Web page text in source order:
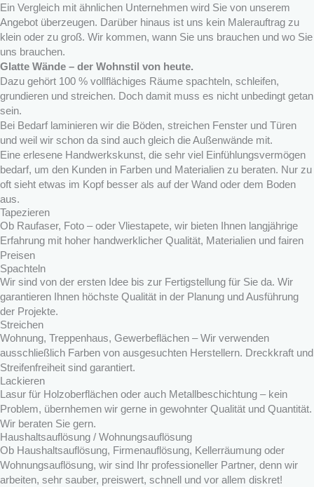
Ein Vergleich mit ähnlichen Unternehmen wird Sie von unserem
Angebot überzeugen. Darüber hinaus ist uns kein Malerauftrag zu
klein oder zu groß. Wir kommen, wann Sie uns brauchen und wo Sie
uns brauchen.
Glatte Wände – der Wohnstil von heute.
Dazu gehört 100 % vollflächiges Räume spachteln, schleifen,
grundieren und streichen. Doch damit muss es nicht unbedingt getan
sein.
Bei Bedarf laminieren wir die Böden, streichen Fenster und Türen
und weil wir schon da sind auch gleich die Außenwände mit.
Eine erlesene Handwerkskunst, die sehr viel Einfühlungsvermögen
bedarf, um den Kunden in Farben und Materialien zu beraten. Nur zu
oft sieht etwas im Kopf besser als auf der Wand oder dem Boden
aus.
Tapezieren
Ob Raufaser, Foto – oder Vliestapete, wir bieten Ihnen langjährige
Erfahrung mit hoher handwerklicher Qualität, Materialien und fairen
Preisen
Spachteln
Wir sind von der ersten Idee bis zur Fertigstellung für Sie da. Wir
garantieren Ihnen höchste Qualität in der Planung und Ausführung
der Projekte.
Streichen
Wohnung, Treppenhaus, Gewerbeflächen – Wir verwenden
ausschließlich Farben von ausgesuchten Herstellern. Dreckkraft und
Streifenfreiheit sind garantiert.
Lackieren
Lasur für Holzoberflächen oder auch Metallbeschichtung – kein
Problem, übernhemen wir gerne in gewohnter Qualität und Quantität.
Wir beraten Sie gern.
Haushaltsauflösung / Wohnungsauflösung
Ob Haushaltsauflösung, Firmenauflösung, Kellerräumung oder
Wohnungsauflösung, wir sind Ihr professioneller Partner, denn wir
arbeiten, sehr sauber, preiswert, schnell und vor allem diskret!